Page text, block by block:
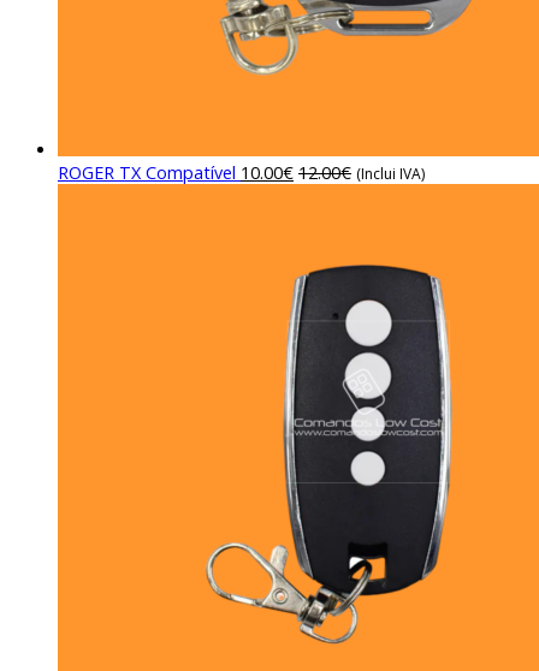
ROGER TX Compatível 10.00€ 12.00€ (Inclui IVA)